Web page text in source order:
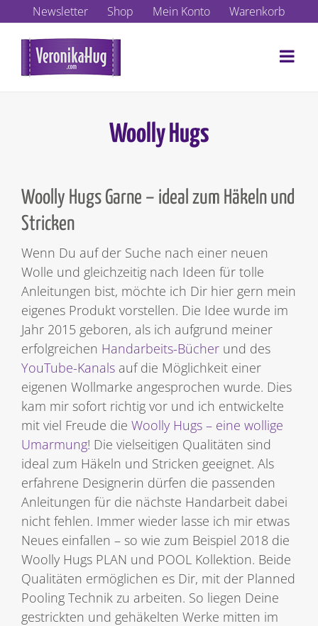
Inhalt
springen
Newsletter Shop Mein Konto Warenkorb
Woolly Hugs
Woolly Hugs Garne – ideal zum Häkeln und
Stricken
Wenn Du auf der Suche nach einer neuen
Wolle und gleichzeitig nach Ideen für tolle
Anleitungen bist, möchte ich Dir hier gern mein
eigenes Produkt vorstellen. Die Idee wurde im
Jahr 2015 geboren, als ich aufgrund meiner
erfolgreichen Handarbeits-Bücher und des
YouTube-Kanals auf die Möglichkeit einer
eigenen Wollmarke angesprochen wurde. Dies
kam mir sofort richtig vor und ich entwickelte
mit viel Freude die Woolly Hugs – eine wollige
Umarmung! Die vielseitigen Qualitäten sind
ideal zum Häkeln und Stricken geeignet. Als
erfahrene Designerin dürfen die passenden
Anleitungen für die nächste Handarbeit dabei
nicht fehlen. Immer wieder lasse ich mir etwas
Neues einfallen – so wie zum Beispiel 2018 die
Woolly Hugs PLAN und POOL Kollektion. Beide
Qualitäten ermöglichen es Dir, mit der Planned
Pooling Technik zu arbeiten. So liegen Deine
gestrickten und gehäkelten Werke mitten im